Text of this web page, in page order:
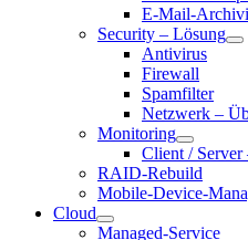
E-Mail-
Security – Lösung
Antivirus
Firewall
Spamfilter
Netzwerk –
Monitoring
Client /
RAID-Rebuild
Mobile-Device-
Cloud
Managed-Service